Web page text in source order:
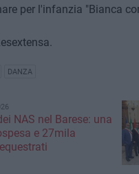
per l'infanzia "Bianca
DANZA
NAS nel Barese: una
e 27mila